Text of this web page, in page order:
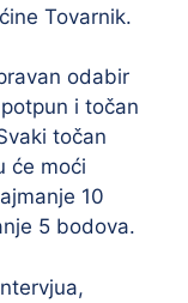
Tovarnik.
odabir
i točan
točan
će moći
10
5 bodova.